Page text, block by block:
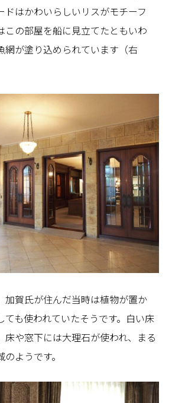
ドはかわいらしいリスがモチーフ
この部屋を船に見立てたともいわ
網が塗り込められています（右
加賀氏が住んだ当時は植物が置か
ても使われていたそうです。白い床
床や窓下には大理石が使われ、まる
ようです。